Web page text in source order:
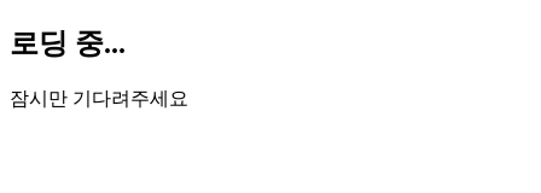
로딩 중...
잠시만 기다려주세요